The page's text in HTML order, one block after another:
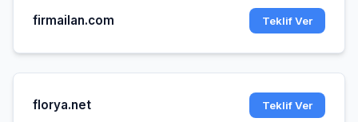
firmailan.com Teklif Ver
florya.net Teklif Ver